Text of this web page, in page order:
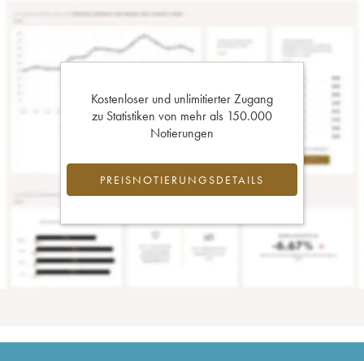
Kostenloser und unlimitierter Zugang
zu Statistiken von mehr als 150.000
Notierungen
PREISNOTIERUNGSDETAILS